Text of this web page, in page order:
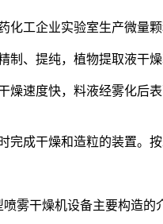
化工企业实验室生产微量
制、提纯，植物提取液干
燥速度快，料液经雾化后
完成干燥和造粒的装置。
雾干燥机设备主要构造